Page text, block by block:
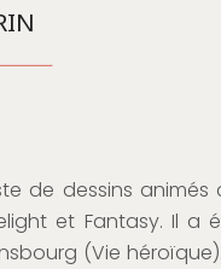
de dessins animés
et Fantasy. Il a
(Vie